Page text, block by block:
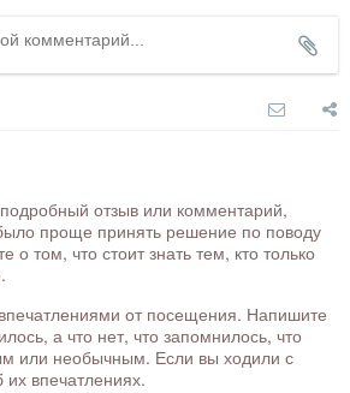
отзыв или комментарий,
проще принять решение по поводу
о том, что стоит знать тем, кто только
от посещения. Напишите
а что нет, что запомнилось, что
или необычным. Если вы ходили с
впечатлениях.